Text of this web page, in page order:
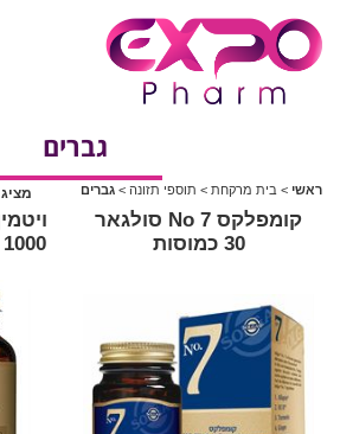
גברים
ראשי > בית מרקחת > תוספי תזונה > גברים מציג
קומפלקס No 7 סולגאר
30 כמוסות
1000 מ"ג 100 טבליות